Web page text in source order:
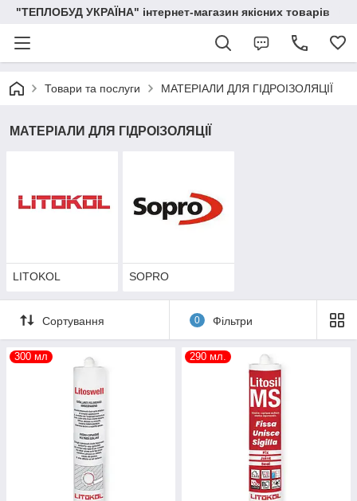
"ТЕПЛОБУД УКРАЇНА" інтернет-магазин якісних товарів
Товари та послуги МАТЕРІАЛИ ДЛЯ ГІДРОІЗОЛЯЦІЇ
МАТЕРІАЛИ ДЛЯ ГІДРОІЗОЛЯЦІЇ
LITOKOL SOPRO
Сортування 0 Фільтри
300 мл 290 мл.